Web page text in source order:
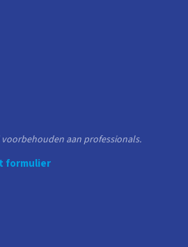
aan professionals.
formulier